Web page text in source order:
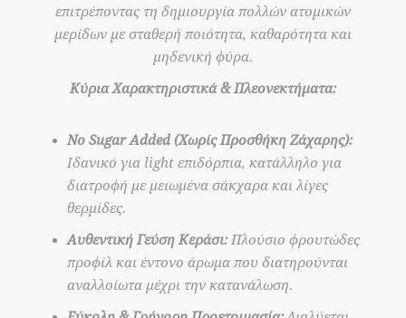
επιτρέποντας τη δημιουργία πολλών ατομικών
μερίδων με σταθερή ποιότητα, καθαρότητα και
μηδενική φύρα.
Κύρια Χαρακτηριστικά & Πλεονεκτήματα:
No Sugar Added (Χωρίς Προσθήκη Ζάχαρης):
Ιδανικό για light επιδόρπια, κατάλληλο για
διατροφή με μειωμένα σάκχαρα και λίγες
θερμίδες.
Αυθεντική Γεύση Κεράσι:Πλούσιο φρουτώδες
προφίλ και έντονο άρωμα που διατηρούνται
αναλλοίωτα μέχρι την κατανάλωση.